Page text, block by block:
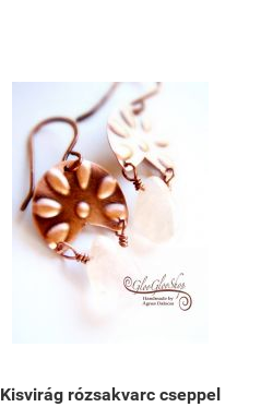
Kisvirág rózsakvarc cseppel